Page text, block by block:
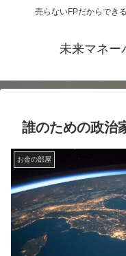
売らないFPだからでき
未来マネー
誰のための政治
お金の部屋